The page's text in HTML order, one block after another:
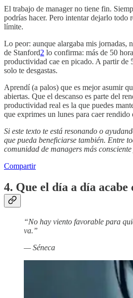
El trabajo de manager no tiene fin.
podrías hacer. Pero intentar dejarlo todo
límite.
Lo peor: aunque alargaba mis jornadas,
de Stanford2 lo confirma: más de 50
productividad cae en picado. A partir de
solo te desgastas.
Aprendí (a palos) que es mejor asumir
abiertas. Que el descanso es parte del
productividad real es la que puedes
que exprimes un lunes para caer rendido
Si este texto te está resonando o
que pueda beneficiarse también. Entre
comunidad de managers más
Compartir
4. Que el día a día
“No hay viento favorable para
va.”
— Séneca